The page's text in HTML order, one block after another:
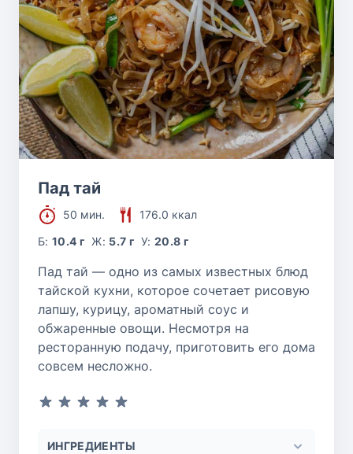
Пад тай
50 мин.
176.0 ккал
Б:10.4 г Ж: 5.7 г У:20.8 г
Пад тай — одно из самых известных блюд
тайской кухни, которое сочетает рисовую
лапшу, курицу, ароматный соус и
обжаренные овощи. Несмотря на
ресторанную подачу, приготовить его дома
совсем несложно.
ИНГРЕДИЕНТЫ